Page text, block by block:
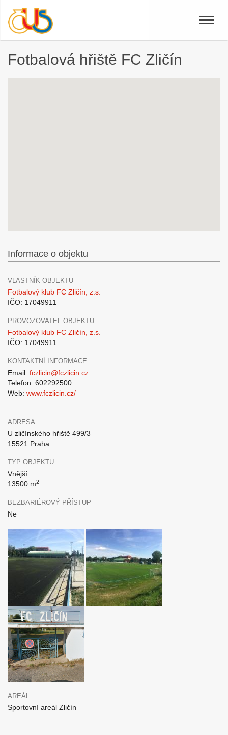
Toggle
Fotbalová hřiště FC Zličín
Informace o objektu
VLASTNÍK OBJEKTU
Fotbalový klub FC Zličín, z.s.
IČO: 17049911
PROVOZOVATEL OBJEKTU
Fotbalový klub FC Zličín, z.s.
IČO: 17049911
KONTAKTNÍ INFORMACE
Email: fczlicin@fczlicin.cz
Telefon: 602292500
Web: www.fczlicin.cz/
ADRESA
U zličínského hřiště 499/3
15521 Praha
TYP OBJEKTU
Vnější
13500 m2
BEZBARIÉROVÝ PŘÍSTUP
Ne
AREÁL
Sportovní areál Zličín